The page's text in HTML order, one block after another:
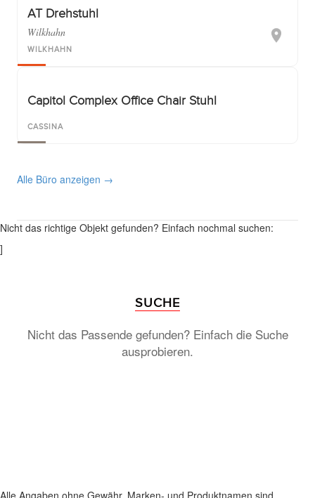
AT Drehstuhl
Wilkhahn
WILKHAHN
Capitol Complex Office Chair Stuhl
CASSINA
Alle Büro anzeigen →
Nicht das richtige Objekt gefunden? Einfach nochmal suchen:
]
SUCHE
Nicht das Passende gefunden? Einfach die Suche
ausprobieren.
Alle Angaben ohne Gewähr. Marken- und Produktnamen sind